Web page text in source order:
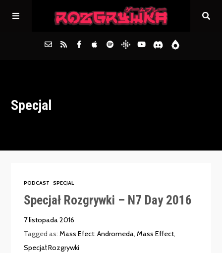
Archiwum
Specjal
PODCAST SPECJAL
Specjał Rozgrywki – N7 Day 2016
7 listopada 2016
Tagged as:Mass Efect: Andromeda,Mass Effect,
Specjał Rozgrywki